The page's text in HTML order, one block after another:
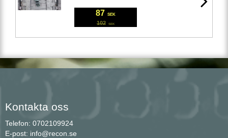
87 SEK
102 SEK
Kontakta oss
Telefon: 0702109924
E-post: info@recon.se